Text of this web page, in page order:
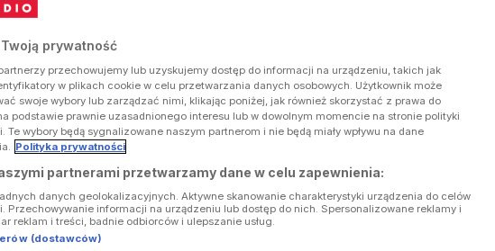
Twoją prywatność
przechowujemy lub uzyskujemy dostęp do informacji na urządzeniu, takich jak
w plikach cookie w celu przetwarzania danych osobowych. Użytkownik może
swoje wybory lub zarządzać nimi, klikając poniżej, jak również skorzystać z prawa do
podstawie prawnie uzasadnionego interesu lub w dowolnym momencie na stronie polityki
Te wybory będą sygnalizowane naszym partnerom i nie będą miały wpływu na dane
Polityka prywatności
partnerami przetwarzamy dane w celu zapewnienia:
danych geolokalizacyjnych. Aktywne skanowanie charakterystyki urządzenia do celów
Przechowywanie informacji na urządzeniu lub dostęp do nich. Spersonalizowane reklamy i
reklam i treści, badnie odbiorców i ulepszanie usług.
(dostawców)